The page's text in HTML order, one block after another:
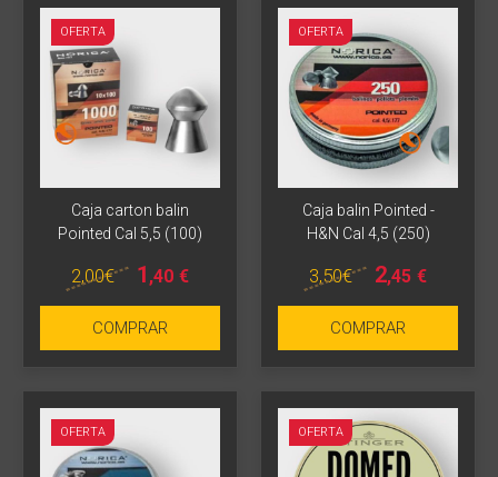
OFERTA
Caja carton balin
Pointed Cal 5,5 (100)
2,00€ 1 ,40 €
COMPRAR
OFERTA
Caja balin Pointed -
H&N Cal 4,5 (250)
3,50€ 2,45 €
COMPRAR
OFERTA OFERTA